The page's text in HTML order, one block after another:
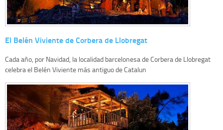
El Belén Viviente de Corbera de Llobregat
Cada año, por Navidad, la localidad barcelonesa de Corbera de Llobregat
celebra el Belén Viviente más antiguo de Catalun